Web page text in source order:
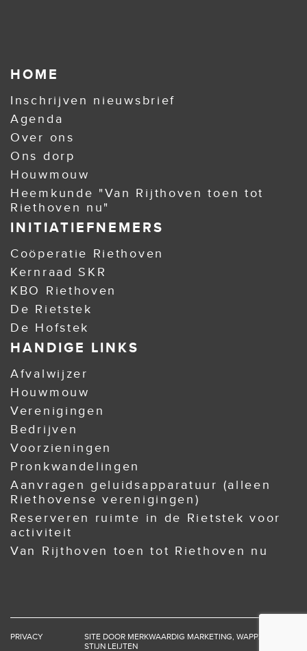
HOME
Inschrijven nieuwsbrief
Agenda
Over ons
Ons dorp
Houwmouw
Heemkunde "Van Rijthoven toen tot
Riethoven nu"
INITIATIEFNEMERS
Coöperatie Riethoven
Kernraad SKR
KBO Riethoven
De Rietstek
De Hofstek
HANDIGE LINKS
Afvalwijzer
Houwmouw
Verenigingen
Bedrijven
Voorzieningen
Pronkwandelingen
Aanvragen geluidsapparatuur (alleen
Riethovense verenigingen)
Reserveren ruimte in de Rietstek voor
activiteit
Van Rijthoven toen tot Riethoven nu
PRIVACY SITE DOOR MERKWAARDIG MARKETING WAPPZ
STIJN LEIJTEN